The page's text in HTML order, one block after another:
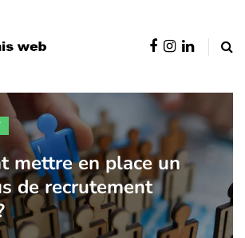
mettre en place un
de recrutement